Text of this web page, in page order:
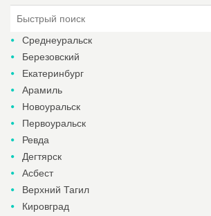
Среднеуральск
Березовский
Екатеринбург
Арамиль
Новоуральск
Первоуральск
Ревда
Дегтярск
Асбест
Верхний Тагил
Кировград